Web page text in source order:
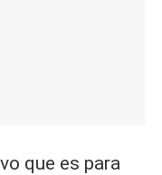
que es para